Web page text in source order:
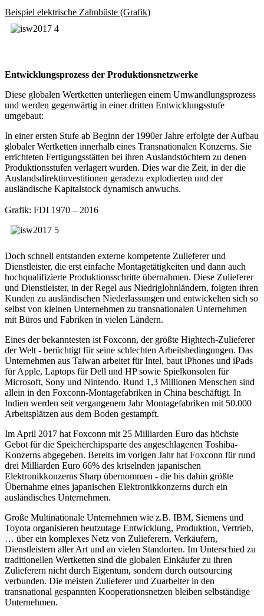
Beispiel elektrische Zahnbüste (Grafik)
Entwicklungsprozess der Produktionsnetzwerke
Diese globalen Wertketten unterliegen einem Umwandlungsprozess
und werden gegenwärtig in einer dritten Entwicklungsstufe
umgebaut:
In einer ersten Stufe ab Beginn der 1990er Jahre erfolgte der Aufbau
globaler Wertketten innerhalb eines Transnationalen Konzerns. Sie
errichteten Fertigungsstätten bei ihren Auslandstöchtern zu denen
Produktionsstufen verlagert wurden. Dies war die Zeit, in der die
Auslandsdirektinvestitionen geradezu explodierten und der
ausländische Kapitalstock dynamisch anwuchs.
Grafik: FDI 1970 – 2016
Doch schnell entstanden externe kompetente Zulieferer und
Dienstleister, die erst einfache Montagetätigkeiten und dann auch
hochqualifizierte Produktionsschritte übernahmen. Diese Zulieferer
und Dienstleister, in der Regel aus Niedriglohnländern, folgten ihren
Kunden zu ausländischen Niederlassungen und entwickelten sich so
selbst von kleinen Unternehmen zu transnationalen Unternehmen
mit Büros und Fabriken in vielen Ländern.
Eines der bekanntesten ist Foxconn, der größte Hightech-Zulieferer
der Welt - berüchtigt für seine schlechten Arbeitsbedingungen. Das
Unternehmen aus Taiwan arbeitet für Intel, baut iPhones und iPads
für Apple, Laptops für Dell und HP sowie Spielkonsolen für
Microsoft, Sony und Nintendo. Rund 1,3 Millionen Menschen sind
allein in den Foxconn-Montagefabriken in China beschäftigt. In
Indien werden seit vergangenem Jahr Montagefabriken mit 50.000
Arbeitsplätzen aus dem Boden gestampft.
Im April 2017 hat Foxconn mit 25 Milliarden Euro das höchste
Gebot für die Speicherchipsparte des angeschlagenen Toshiba-
Konzerns abgegeben. Bereits im vorigen Jahr hat Foxconn für rund
drei Milliarden Euro 66% des kriselnden japanischen
Elektronikkonzerns Sharp übernommen - die bis dahin größte
Übernahme eines japanischen Elektronikkonzerns durch ein
ausländisches Unternehmen.
Große Multinationale Unternehmen wie z.B. IBM, Siemens und
Toyota organisieren heutzutage Entwicklung, Produktion, Vertrieb,
… über ein komplexes Netz von Zulieferern, Verkäufern,
Dienstleistern aller Art und an vielen Standorten. Im Unterschied zu
traditionellen Wertketten sind die globalen Einkäufer zu ihren
Zulieferern nicht durch Eigentum, sondern durch outsourcing
verbunden. Die meisten Zulieferer und Zuarbeiter in den
transnational gespannten Kooperationsnetzen bleiben selbständige
Unternehmen.